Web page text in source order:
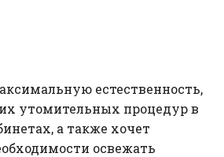
естественность,
утомительных процедур в
а также хочет
освежать